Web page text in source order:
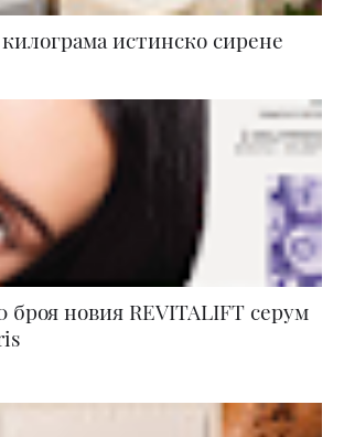
истинско сирене
броя новия REVITALIFT серум